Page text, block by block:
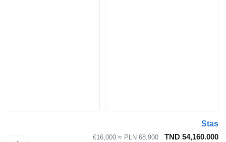
Stas
TND 54,160.000
PLN 68,900
≈ €16,000